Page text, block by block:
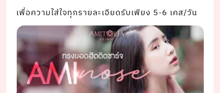
เพื่อความใส่ใจทุกรายละเอียดรับเพียง 5-6 เคส/วัน